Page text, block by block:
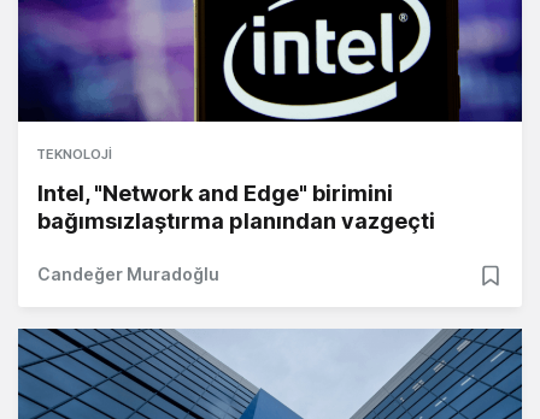
TEKNOLOJI
Intel, "Network and Edge" birimini
bağımsızlaştırma planından vazgeçti
Candeğer Muradoğlu